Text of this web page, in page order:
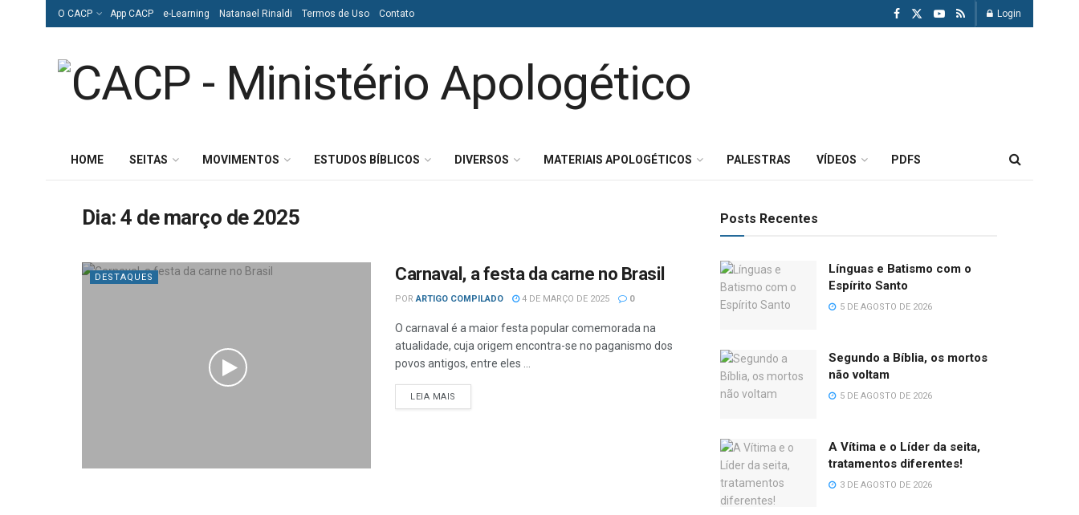
O CACP App CACP e-Learning Natanael Rinaldi Termos de Uso Contato Login
HOME SEITAS MOVIMENTOS ESTUDOS BÍBLICOS DIVERSOS MATERIAIS APOLOGÉTICOS PALESTRAS VÍDEOS PDFS
Dia:4 de março de 2025
DESTAQUES Carnaval, a festa da carne no Brasil
POR ARTIGO COMPILADO 4 DE MARÇO DE 2025 0
O carnaval é a maior festa popular comemorada na
atualidade, cuja origem encontra-se no paganismo dos
povos antigos, entre eles ...
LEIA MAIS
Posts Recentes
Línguas e Batismo com o
Espírito Santo
5 DE AGOSTO DE 2026
Segundo a Bíblia, os mortos
não voltam
5 DE AGOSTO DE 2026
A Vítima e o Líder da seita,
tratamentos diferentes!
3 DE AGOSTO DE 2026